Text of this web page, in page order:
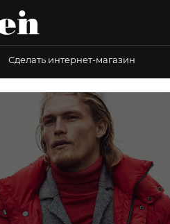
Сделать интернет-магазин